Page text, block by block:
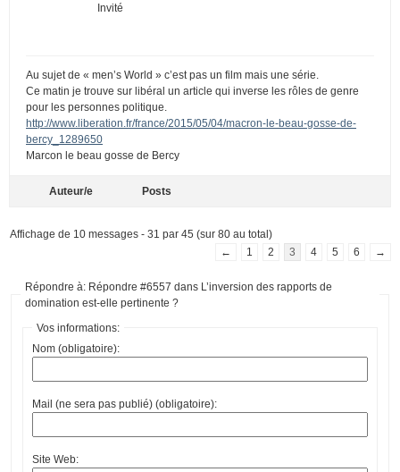
Invité
Au sujet de « men’s World » c’est pas un film mais une série.
Ce matin je trouve sur libéral un article qui inverse les rôles de genre
pour les personnes politique.
http://www.liberation.fr/france/2015/05/04/macron-le-beau-gosse-de-
bercy_1289650
Marcon le beau gosse de Bercy
Auteur/e Posts
Affichage de 10 messages - 31 par 45 (sur 80 au total)
←
1 2 3 4 5 6 →
Répondre à: Répondre #6557 dans L’inversion des rapports de
domination est-elle pertinente ?
Vos informations:
Nom (obligatoire):
Mail (ne sera pas publié) (obligatoire):
Site Web: